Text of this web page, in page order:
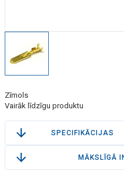
Zīmols
Vairāk līdzīgu produktu
SPECIFIKĀCIJAS
MĀKSLĪGĀ